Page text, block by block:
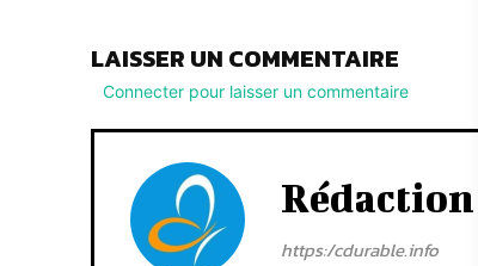
LAISSER UN COMMENTAIRE
Connecter pour laisser un commentaire
Rédaction
https:/cdurable.info